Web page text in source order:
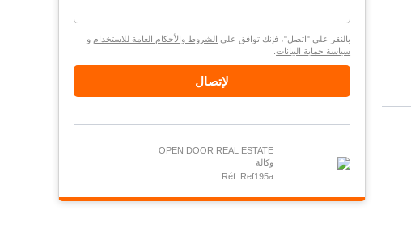
بالنقر على "اتصل"، فإنك توافق على الشروط والأحكام العامة للاستخدام و
سياسة حماية البيانات.
لإتصال
OPEN DOOR REAL ESTATE
وكالة
Réf: Ref195a